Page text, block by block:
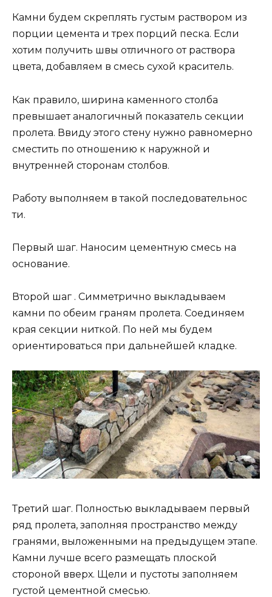
Камни будем скреплять густым раствором из
порции цемента и трех порций песка. Если
хотим получить швы отличного от раствора
цвета, добавляем в смесь сухой краситель.
Как правило, ширина каменного столба
превышает аналогичный показатель секции
пролета. Ввиду этого стену нужно равномерно
сместить по отношению к наружной и
внутренней сторонам столбов.
Работу выполняем в такой последовательнос
ти.
Первый шаг. Наносим цементную смесь на
основание.
Второй шаг . Симметрично выкладываем
камни по обеим граням пролета. Соединяем
края секции ниткой. По ней мы будем
ориентироваться при дальнейшей кладке.
Третий шаг. Полностью выкладываем первый
ряд пролета, заполняя пространство между
гранями, выложенными на предыдущем этапе.
Камни лучше всего размещать плоской
стороной вверх. Щели и пустоты заполняем
густой цементной смесью.